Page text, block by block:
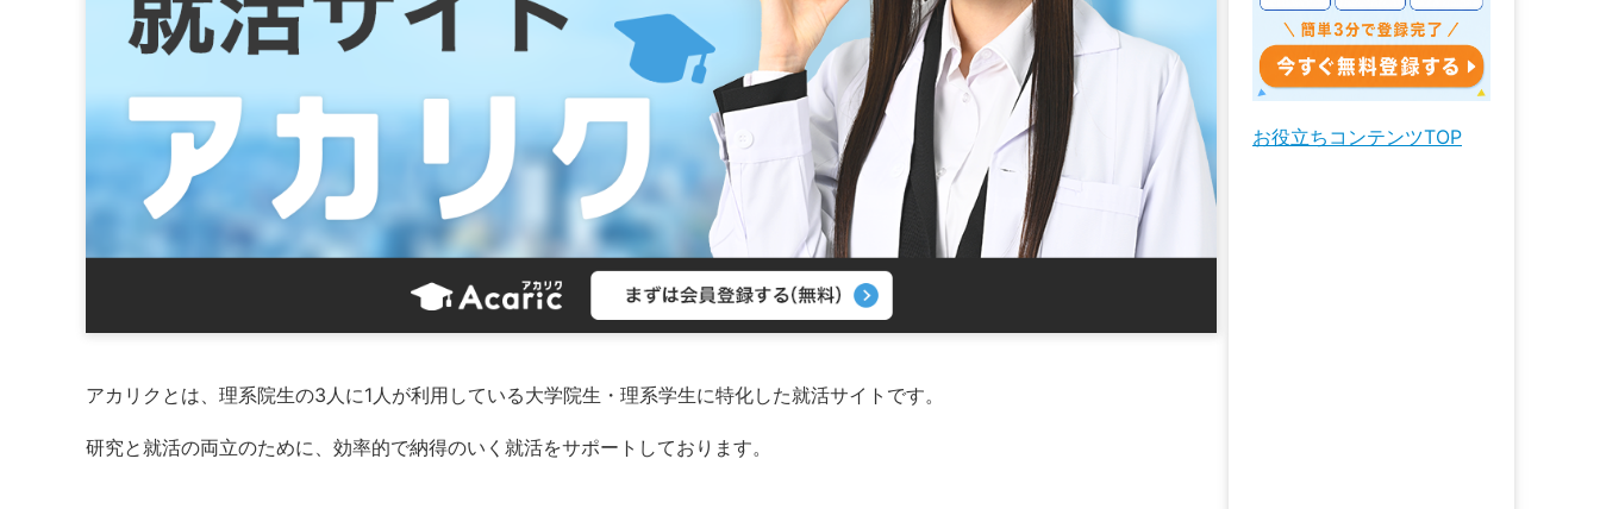
アカリクとは、理系院生の3人に1人が利用している大学院生・理系学生に特化した就活サイトです。
研究と就活の両立のために、効率的で納得のいく就活をサポートしております。
お役立ちコンテンツTOP